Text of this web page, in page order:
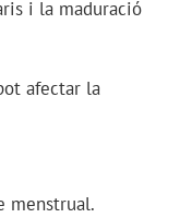
i la maduració
afectar la
menstrual.